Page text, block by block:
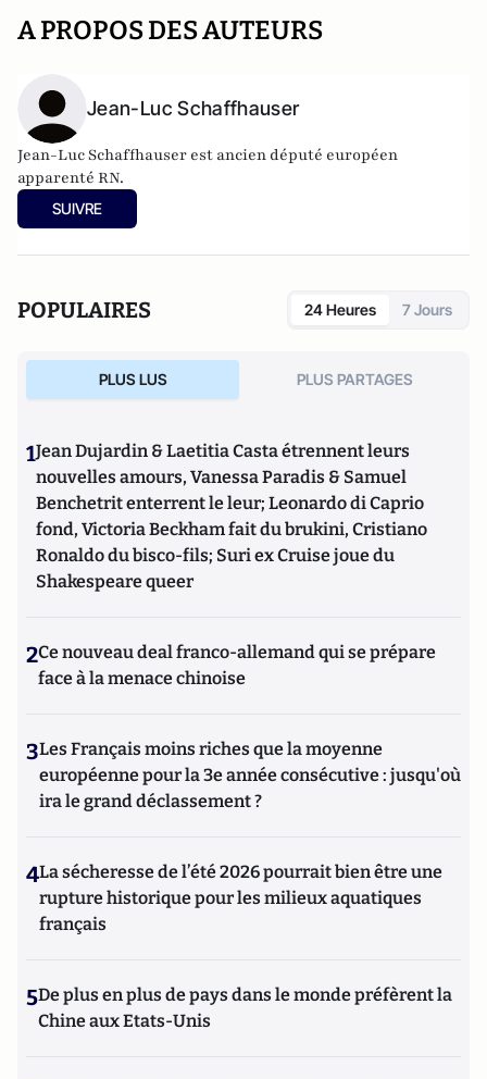
A PROPOS DES AUTEURS
Jean-Luc Schaffhauser
Jean-Luc Schaffhauser est ancien député européen
apparenté RN.
SUIVRE
POPULAIRES 24 Heures 7 Jours
PLUS LUS PLUS PARTAGES
1Jean Dujardin & Laetitia Casta étrennent leurs
nouvelles amours, Vanessa Paradis & Samuel
Benchetrit enterrent le leur; Leonardo di Caprio
fond, Victoria Beckham fait du brukini, Cristiano
Ronaldo du bisco-fils; Suri ex Cruise joue du
Shakespeare queer
2Ce nouveau deal franco-allemand qui se prépare
face à la menace chinoise
3Les Français moins riches que la moyenne
européenne pour la 3e année consécutive : jusqu'où
ira le grand déclassement ?
4La sécheresse de l’été 2026 pourrait bien être une
rupture historique pour les milieux aquatiques
français
5De plus en plus de pays dans le monde préfèrent la
Chine aux Etats-Unis